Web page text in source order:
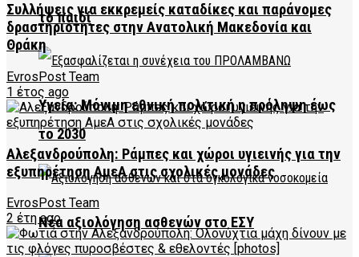
το παιδί
Υγεία: Μόνιμη εθνική πολιτική η πρόληψη έως
το 2030
Νέα αξιολόγηση ασθενών στο ΕΣΥ
Συλλήψεις για εκκρεμείς καταδίκες και παράνομες
δραστηριότητες στην Ανατολική Μακεδονία και
Θράκη
EvrosPost Team
1 έτος ago
Αλεξανδρούπολη: Ράμπες και χώροι υγιεινής για την
εξυπηρέτηση ΑμεΑ στις σχολικές μονάδες
EvrosPost Team
2 έτη ago